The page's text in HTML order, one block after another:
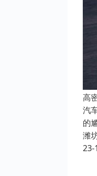
高
汽
的
潍
23-